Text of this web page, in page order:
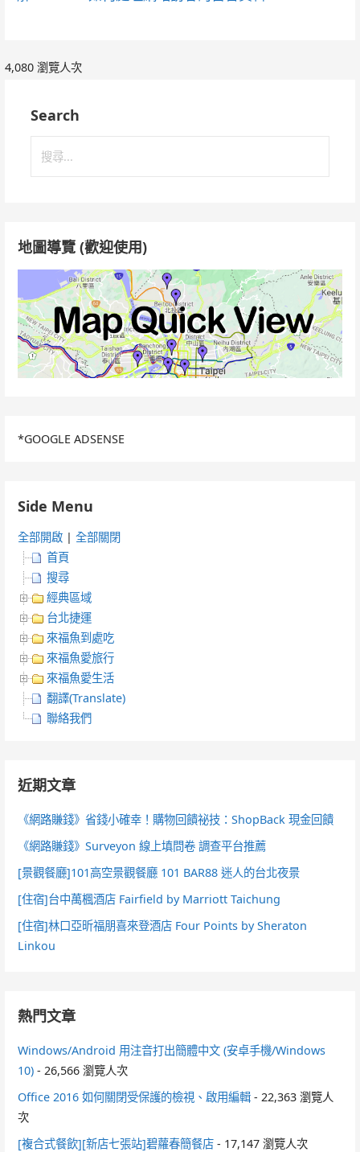
4,080 瀏覽人次
Search
地圖導覽 (歡迎使用)
*GOOGLE ADSENSE
Side Menu
全部開啟 |全部關閉
首頁
搜尋
經典區域
台北捷運
來福魚到處吃
來福魚愛旅行
來福魚愛生活
翻譯(Translate)
聯絡我們
近期文章
《網路賺錢》省錢小確幸！購物回饋祕技：ShopBack 現金回饋
《網路賺錢》Surveyon 線上填問卷 調查平台推薦
[景觀餐廳]101高空景觀餐廳 101 BAR88 迷人的台北夜景
[住宿]台中萬楓酒店 Fairfield by Marriott Taichung
[住宿]林口亞昕福朋喜來登酒店 Four Points by Sheraton
Linkou
熱門文章
Windows/Android 用注音打出簡體中文 (安卓手機/Windows
10) - 26,566 瀏覽人次
Office 2016 如何關閉受保護的檢視、啟用編輯 - 22,363 瀏覽人
次
[複合式餐飲][新店七張站]碧蘿春簡餐店 - 17,147 瀏覽人次